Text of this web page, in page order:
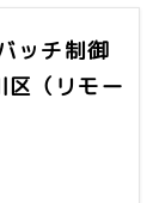
ッチ制御
区（リモー